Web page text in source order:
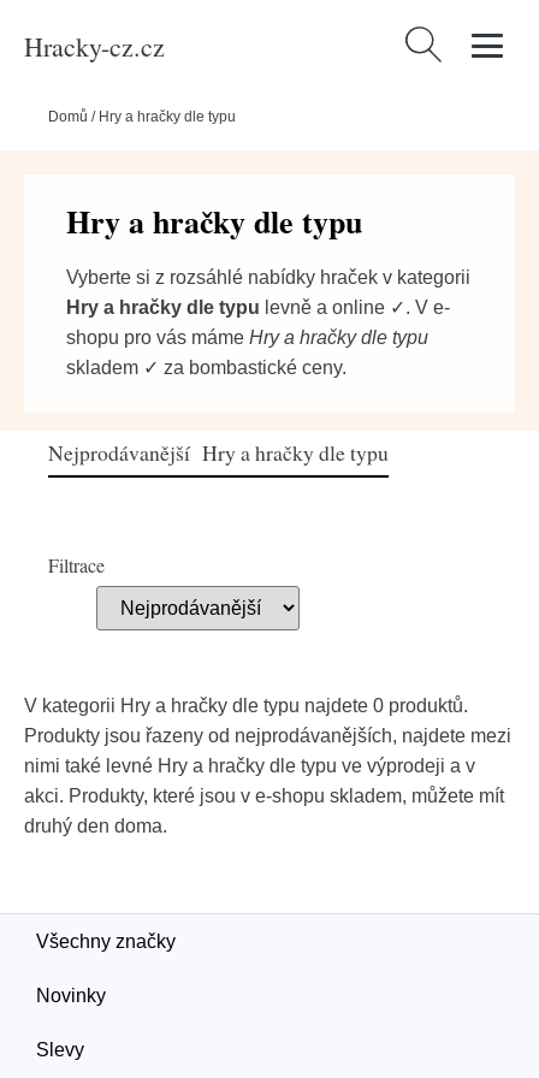
Hracky-cz.cz Vyhledávání
Domů / Hry a hračky dle typu
Hry a hračky dle typu
Vyberte si z rozsáhlé nabídky hraček v kategorii
Hry a hračky dle typu levně a online ✓. V e-
shopu pro vás máme Hry a hračky dle typu
skladem ✓ za bombastické ceny.
Nejprodávanější Hry a hračky dle typu
Filtrace
V kategorii Hry a hračky dle typu najdete 0 produktů.
Produkty jsou řazeny od nejprodávanějších, najdete mezi
nimi také levné Hry a hračky dle typu ve výprodeji a v
akci. Produkty, které jsou v e-shopu skladem, můžete mít
druhý den doma.
Všechny značky
Novinky
Slevy